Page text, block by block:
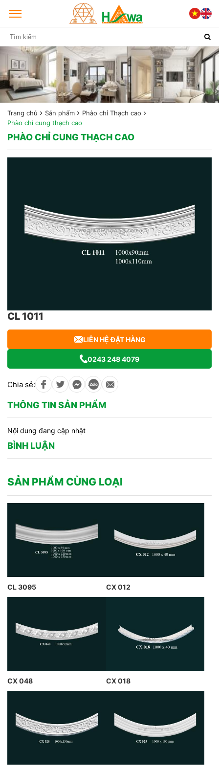
Trang chủ Sản phẩm
Phào chỉ Thạch cao
Phào chỉ cung thạch cao
PHÀO CHỈ CUNG THẠCH CAO
CL 1011
LIÊN HỆ ĐẶT HÀNG
0243 248 4079
Chia sẻ:
THÔNG TIN SẢN PHẨM
Nội dung đang cập nhật
BÌNH LUẬN
SẢN PHẨM CÙNG LOẠI
CL 3095 CX 012
CX 048 CX 018